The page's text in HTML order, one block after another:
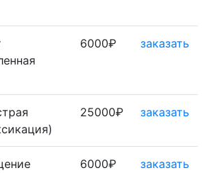
6000₽ заказать
25000₽ заказать
6000₽ заказать